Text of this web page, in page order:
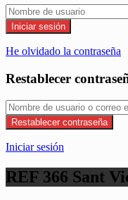
Iniciar sesión
He olvidado la contraseña
Restablecer
Restablecer contraseña
Iniciar sesión
REF 366 Sant